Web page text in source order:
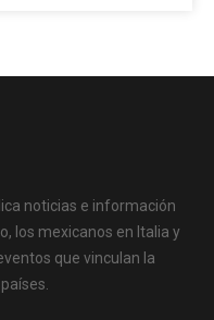
noticias e información
los mexicanos en Italia y
que vinculan la